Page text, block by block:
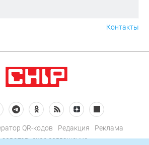
Контакты
QR-кодов Редакция
Реклама
соглашение